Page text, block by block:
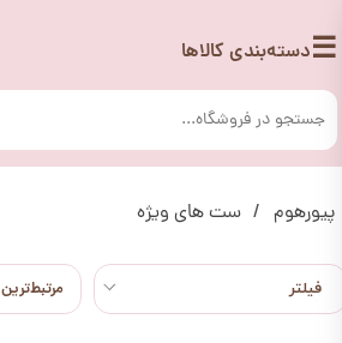
☰دسته‌بندی کالاها
پیورهوم ست های ویژه
مرتبط‌ترین